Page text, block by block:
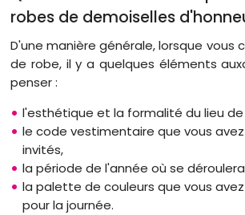
robes de demoiselles
D'une manière générale, lorsque vous
de robe, il y a quelques éléments
penser :
l'esthétique et la formalité du lieu
le code vestimentaire que vous
invités,
la période de l'année où se
la palette de couleurs que vous
pour la journée.